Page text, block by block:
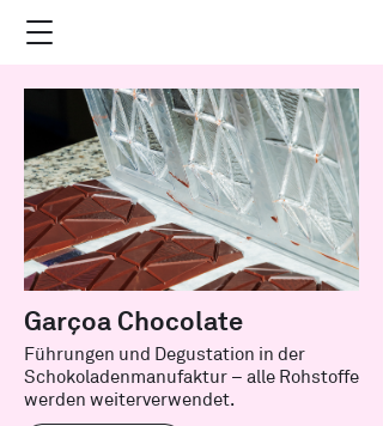
Garçoa Chocolate
Führungen und Degustation in der
Schokoladenmanufaktur – alle Rohstoffe
werden weiterverwendet.